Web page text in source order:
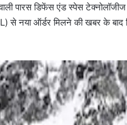
पारस डिफेंस एंड स्पेस
से नया ऑर्डर मिलने की खबर के बाद